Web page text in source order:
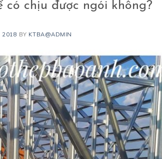
chịu được ngói không?
2018 BY KTBA@ADMIN